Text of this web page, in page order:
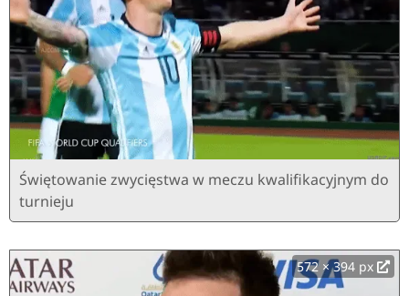
Świętowanie zwycięstwa w meczu kwalifikacyjnym do
turnieju
572 × 394 px